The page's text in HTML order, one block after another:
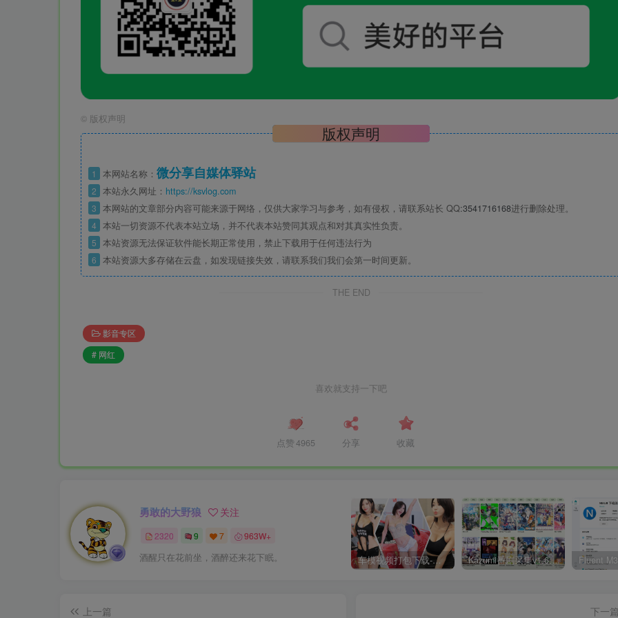
© 版权声明
版权声明
1 本网站名称： 微分享自媒体驿站
2 本站永久网址： https://ksvlog.com
3 本网站的文章部分内容可能来源于网络，仅供大家学习与参考，如有侵权，请联系站长 QQ:3541716168进行删除处理。
4 本站一切资源不代表本站立场，并不代表本站赞同其观点和对其真实性负责。
5 本站资源无法保证软件能长期正常使用，禁止下载用于任何违法行为
6 本站资源大多存储在云盘，如发现链接失效，请联系我们我们会第一时间更新。
THE END
影音专区
# 网红
喜欢就支持一下吧
点赞 4965 分享 收藏
勇敢的大野狼 关注
2320 9 7 963W+
酒醒只在花前坐，酒醉还来花下眠。 车模视频打包下载-高清无水印版 Kazumi番剧采集v1.6.9：支持自定义规则+在线观看+弹幕，跨平台下载
上一篇 下一篇